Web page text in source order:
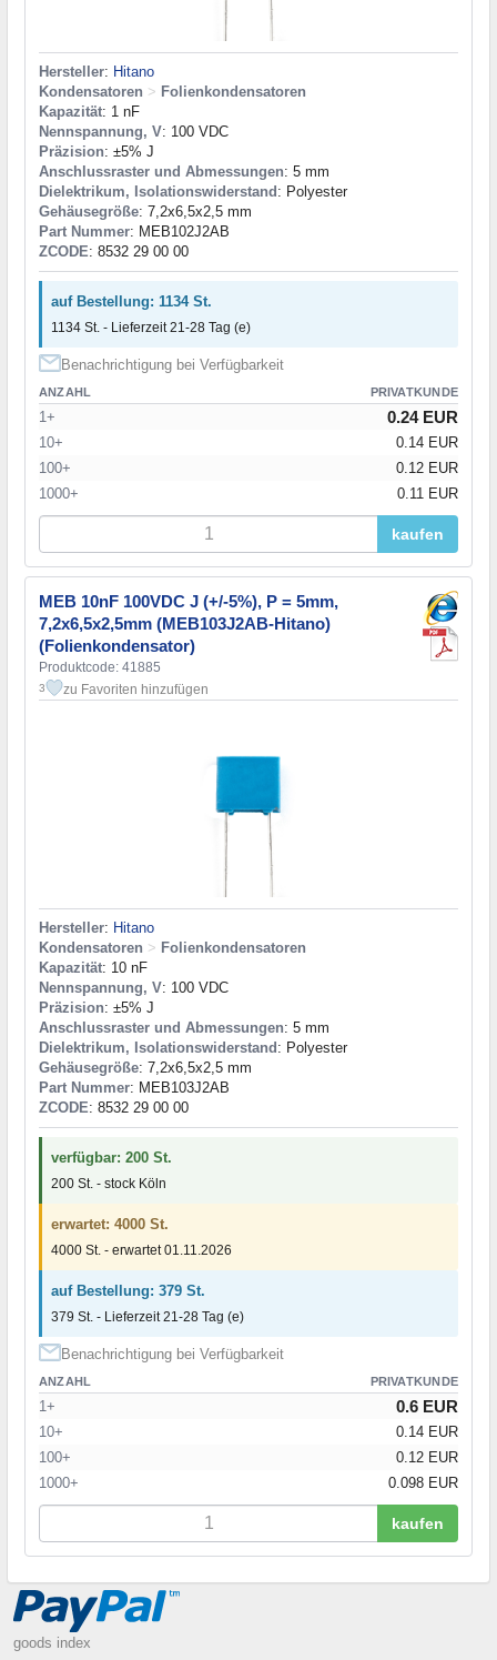
Hersteller: Hitano
Kondensatoren > Folienkondensatoren
Kapazität: 1 nF
Nennspannung, V: 100 VDC
Präzision: ±5% J
Anschlussraster und Abmessungen: 5 mm
Dielektrikum, Isolationswiderstand: Polyester
Gehäusegröße: 7,2x6,5x2,5 mm
Part Nummer: MEB102J2AB
ZCODE: 8532 29 00 00
auf Bestellung: 1134 St.
1134 St. - Lieferzeit 21-28 Tag (e)
Benachrichtigung bei Verfügbarkeit
ANZAHL PRIVATKUNDE
1+ 0.24 EUR
10+
0.14 EUR
100+
0.12 EUR
1000+
0.11 EUR
kaufen
MEB 10nF 100VDC J (+/-5%), P = 5mm,
7,2x6,5x2,5mm (MEB103J2AB-Hitano)
(Folienkondensator)
Produktcode: 41885
3 zu Favoriten hinzufügen
Hersteller: Hitano
Kondensatoren > Folienkondensatoren
Kapazität: 10 nF
Nennspannung, V: 100 VDC
Präzision: ±5% J
Anschlussraster und Abmessungen: 5 mm
Dielektrikum, Isolationswiderstand: Polyester
Gehäusegröße: 7,2x6,5x2,5 mm
Part Nummer: MEB103J2AB
ZCODE: 8532 29 00 00
verfügbar: 200 St.
200 St. - stock Köln
erwartet: 4000 St.
4000 St. - erwartet 01.11.2026
auf Bestellung: 379 St.
379 St. - Lieferzeit 21-28 Tag (e)
Benachrichtigung bei Verfügbarkeit
ANZAHL PRIVATKUNDE
1+ 0.6 EUR
10+
0.14 EUR
100+
0.12 EUR
1000+
0.098 EUR
kaufen
goods index